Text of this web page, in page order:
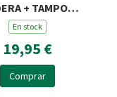
+ TAMPON
Y ZORRO R45
En stock
19,95 €
Comprar